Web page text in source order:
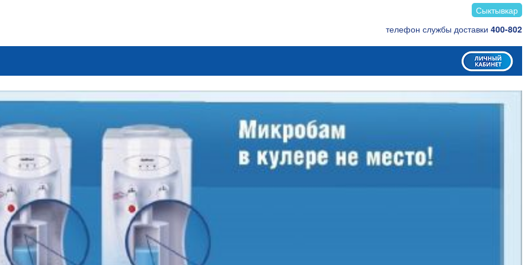
Сыктывкар
телефон службы доставки 400-802